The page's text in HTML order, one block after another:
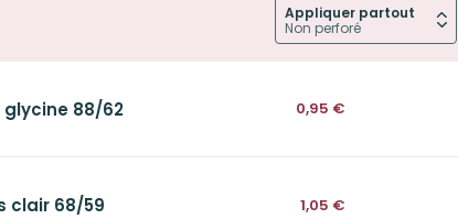
Appliquer partout
glycine 88/62 0,95 €
clair 68/59 1,05 €